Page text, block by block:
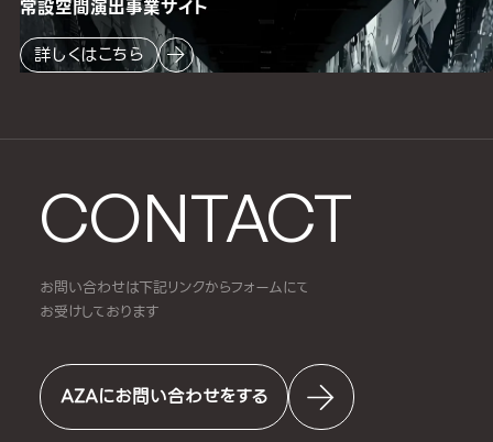
CONTACT
お問い合わせは下記リンクからフォームにて
お受けしております
AZAにお問い合わせをする
常設空間演出事業サイト
詳しくはこちら